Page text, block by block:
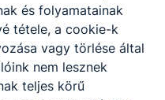
és folyamatainak
tétele, a cookie-k
vagy törlése által
nem lesznek
teljes körű